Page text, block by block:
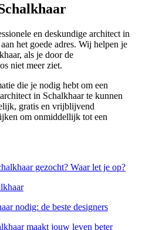
en deskundige architect in
het goede adres. Wij helpen je
als je door de
niet meer ziet.
die je nodig hebt om een
in Schalkhaar te kunnen
gratis en vrijblijvend
om onmiddellijk tot een
gezocht? Waar let je op?
nodig: de beste designers
maakt jouw leven beter